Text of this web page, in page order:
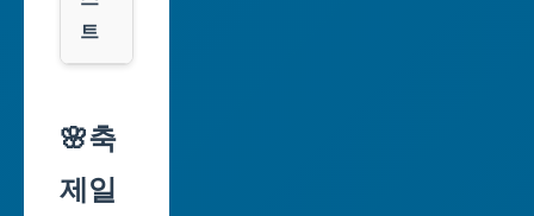
인
광
트
리
스
🌸축
제일